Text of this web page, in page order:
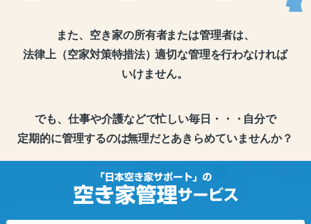
また、空き家の所有者または管理者は、
法律上（空家対策特措法）適切な管理を行わなければ
いけません。
でも、仕事や介護などで忙しい毎日・・・ 自分で
定期的に管理するのは無理だとあきらめていませんか？